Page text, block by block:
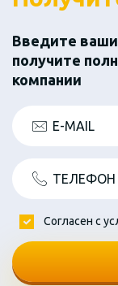
Введите
получите
компании
E-MAIL
ТЕЛЕФОН
Согласен с